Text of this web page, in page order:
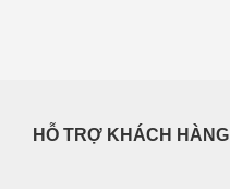
HỖ TRỢ KHÁCH HÀNG